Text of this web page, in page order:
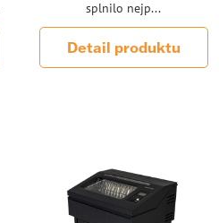
splnilo nejp...
Detail produktu